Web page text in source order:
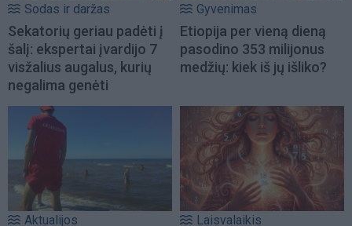
Sodas ir daržas
Sekatorių geriau padėti į
šalį: ekspertai įvardijo 7
visžalius augalus, kurių
negalima genėti
Gyvenimas
Etiopija per vieną dieną
pasodino 353 milijonus
medžių: kiek iš jų išliko?
Aktualijos Laisvalaikis